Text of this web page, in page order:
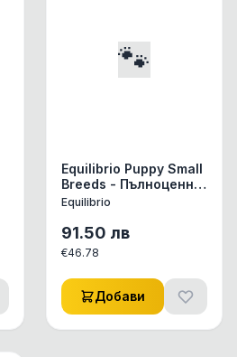
🐾
Equilibrio Puppy Small
Breeds - Пълноценна
храна за
кученца от дребни и
мини породи 7.5 кг
Equilibrio
91.50 лв
€46.78
Добави